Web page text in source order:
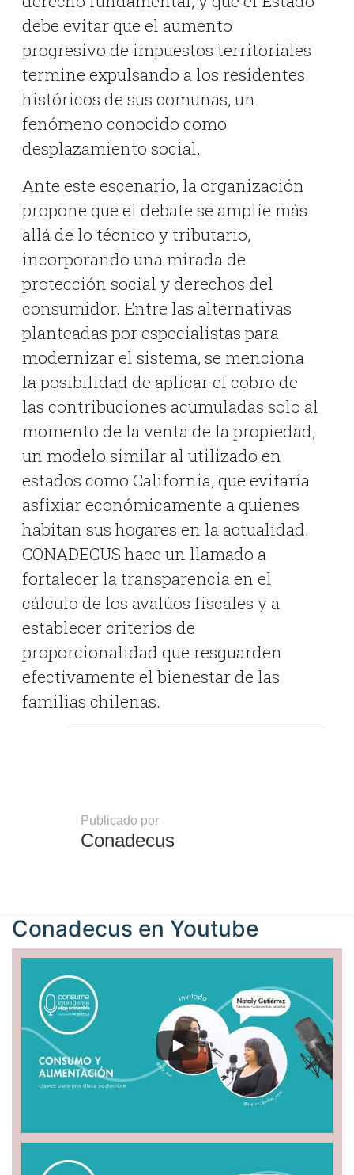
debe evitar que el aumento
progresivo de impuestos territoriales
termine expulsando a los residentes
históricos de sus comunas, un
fenómeno conocido como
desplazamiento social.
Ante este escenario, la organización
propone que el debate se amplíe más
allá de lo técnico y tributario,
incorporando una mirada de
protección social y derechos del
consumidor. Entre las alternativas
planteadas por especialistas para
modernizar el sistema, se menciona
la posibilidad de aplicar el cobro de
las contribuciones acumuladas solo al
momento de la venta de la propiedad,
un modelo similar al utilizado en
estados como California, que evitaría
asfixiar económicamente a quienes
habitan sus hogares en la actualidad.
CONADECUS hace un llamado a
fortalecer la transparencia en el
cálculo de los avalúos fiscales y a
establecer criterios de
proporcionalidad que resguarden
efectivamente el bienestar de las
familias chilenas.
Publicado por
Conadecus
Conadecus en Youtube